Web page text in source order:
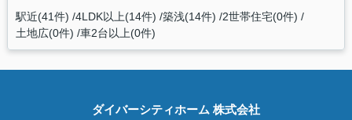
駅近(41件) 4LDK以上(14件) 築浅(14件) 2世帯住宅(0件)
土地広(0件) 車2台以上(0件)
ダイバーシティホーム 株式会社